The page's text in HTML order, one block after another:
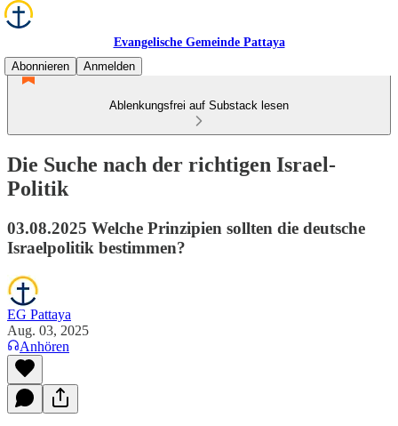
Evangelische Gemeinde Pattaya
Abonnieren
Anmelden
Ablenkungsfrei auf Substack lesen
Die Suche nach der richtigen Israel-
Politik
03.08.2025 Welche Prinzipien sollten die deutsche
Israelpolitik bestimmen?
EG Pattaya
Aug. 03, 2025
Anhören